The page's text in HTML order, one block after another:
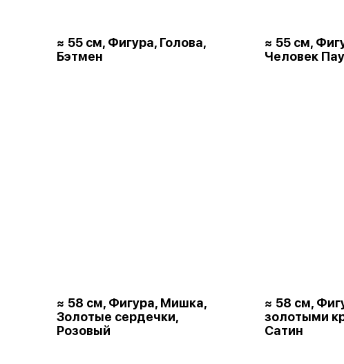
≈ 55 см, Фигура, Голова,
Бэтмен
≈ 55 см,
Человек
≈ 58 см, Фигура, Мишка,
Золотые сердечки,
Розовый
≈ 58 см,
золотыми
Сатин